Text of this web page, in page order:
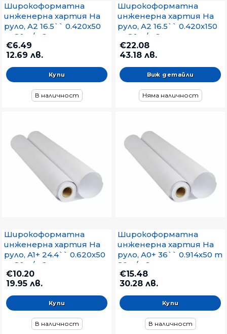
Широкоформатна
инженерна хартия На
руло, A2 16.5`` 0.420x50
m 80 g/m2
€6.49
12.69 лв.
В наличност
Широкоформатна
инженерна хартия На
руло, A2 16.5`` 0.420x150
m 80 g/m2
€22.08
43.18 лв.
Виж детайли
Няма наличност
Широкоформатна
инженерна хартия На
руло, A1+ 24.4`` 0.620x50
m 80 g/m2
€10.20
19.95 лв.
В наличност
Широкоформатна
инженерна хартия На
руло, A0+ 36`` 0.914x50 m
80 g/m2
€15.48
30.28 лв.
В наличност